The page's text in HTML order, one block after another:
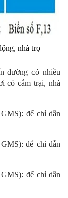
nhà trọ
đường có nhiều
có cắm trại, nhà
để chỉ dẫn
để chỉ dẫn
để chỉ dẫn